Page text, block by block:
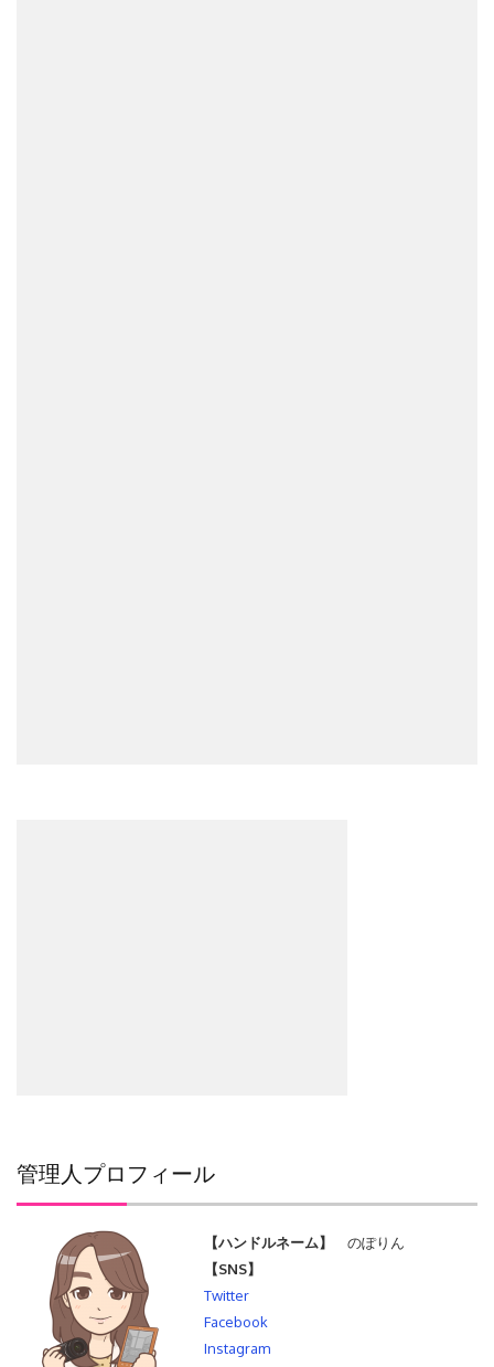
管理人プロフィール
【ハンドルネーム】
のぽりん
【SNS】
Twitter
Facebook
Instagram